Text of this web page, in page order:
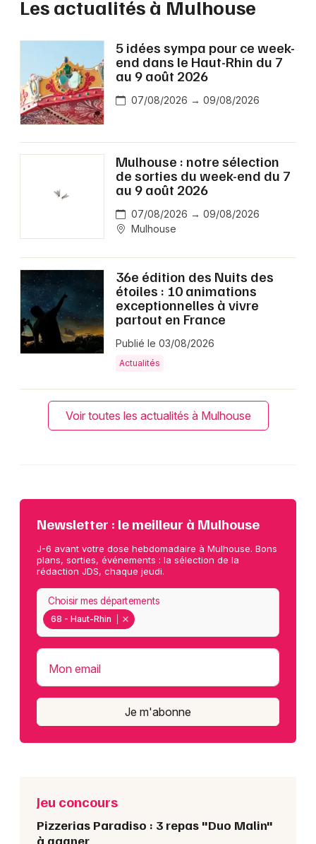
Les actualités à Mulhouse
5 idées sympa pour ce week-
end dans le Haut-Rhin du 7
au 9 août 2026
07/08/2026 → 09/08/2026
Mulhouse : notre sélection
de sorties du week-end du 7
au 9 août 2026
07/08/2026 → 09/08/2026
Mulhouse
36e édition des Nuits des
étoiles : 10 animations
exceptionnelles à vivre
partout en France
Publié le 03/08/2026
Actualités
Voir toutes les actualités à Mulhouse
Newsletter : le meilleur à Mulhouse
J-6 avant votre dose hebdomadaire à Mulhouse. Bons
plans, sorties, événements : la sélection de la
rédaction JDS, chaque jeudi.
68 - Haut-Rhin
Choisir mes départements
Mon email
Je m'abonne
Jeu concours
Pizzerias Paradiso : 3 repas "Duo Malin"
à gagner